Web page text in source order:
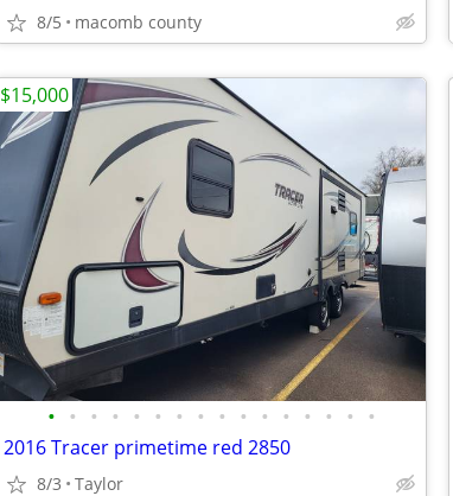
8/5 macomb county
• • • • • • • • • • • • • • • •
2016 Tracer primetime red 2850
8/3 Taylor
$15,000